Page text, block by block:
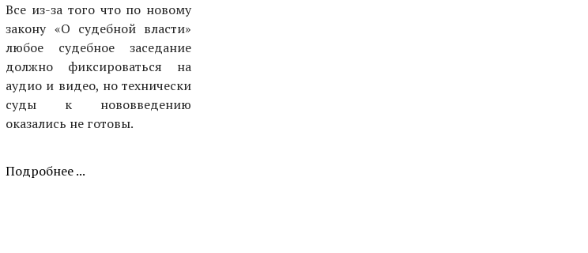
Все из-за того что по новому
закону «О судебной власти»
любое судебное заседание
должно фиксироваться на
аудио и видео, но технически
суды к нововведению
оказались не готовы.
Подробнее ...